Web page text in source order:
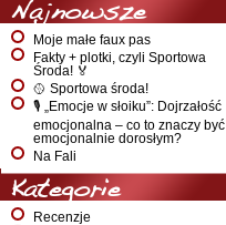
Najnowsze
Moje małe faux pas
Fakty + plotki, czyli Sportowa
Środa! 🏅
🥎 Sportowa środa!
🎙️ „Emocje w słoiku”: Dojrzałość
emocjonalna – co to znaczy być
emocjonalnie dorosłym?
Na Fali
Kategorie
Recenzje